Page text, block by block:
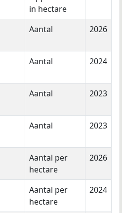
in hectare
Aantal 2026
Aantal 2024
Aantal 2023
Aantal 2023
Aantal per
hectare
2026
Aantal per
hectare
2024